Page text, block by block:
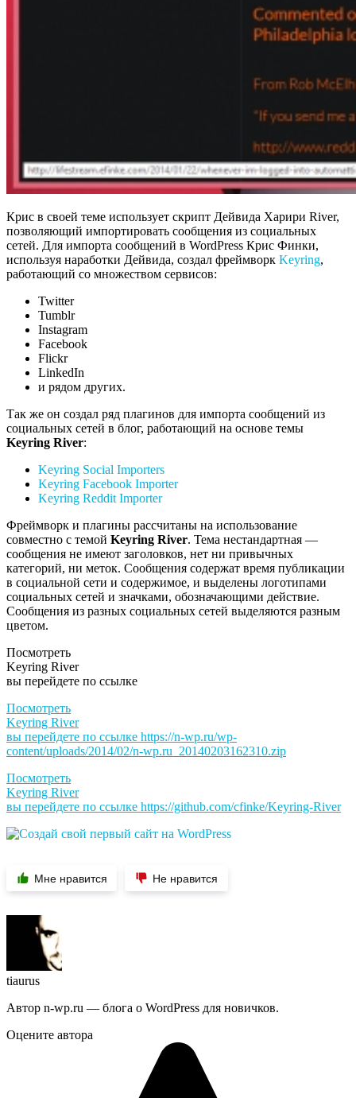
Крис в своей теме использует скрипт Дейвида Харири River,
позволяющий импортировать сообщения из социальных
сетей. Для импорта сообщений в WordPress Крис Финки,
используя наработки Дейвида, создал фреймворк Keyring,
работающий со множеством сервисов:
Twitter
Tumblr
Instagram
Facebook
Flickr
LinkedIn
и рядом других.
Так же он создал ряд плагинов для импорта сообщений из
социальных сетей в блог, работающий на основе темы
Keyring River:
Keyring Social Importers
Keyring Facebook Importer
Keyring Reddit Importer
Фреймворк и плагины рассчитаны на использование
совместно с темой Keyring River. Тема нестандартная —
сообщения не имеют заголовков, нет ни привычных
категорий, ни меток. Сообщения содержат время публикации
в социальной сети и содержимое, и выделены логотипами
социальных сетей и значками, обозначающими действие.
Сообщения из разных социальных сетей выделяются разным
цветом.
Посмотреть
Keyring River
вы перейдете по ссылке
Посмотреть
Keyring River
вы перейдете по ссылке https://n-wp.ru/wp-
content/uploads/2014/02/n-wp.ru_20140203162310.zip
Посмотреть
Keyring River
вы перейдете по ссылке https://github.com/cfinke/Keyring-River
Мне нравится Не нравится
tiaurus
Автор n-wp.ru — блога о WordPress для новичков.
Оцените автора